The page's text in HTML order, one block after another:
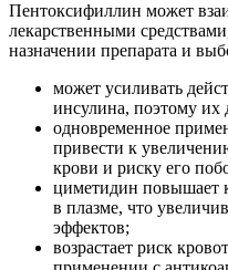
Пентоксифиллин может
лекарственными
назначении препарата и
может усиливать
инсулина, поэтому их
одновременное
привести к
крови и риску его
циметидин повышает
в плазме, что
эффектов;
возрастает риск